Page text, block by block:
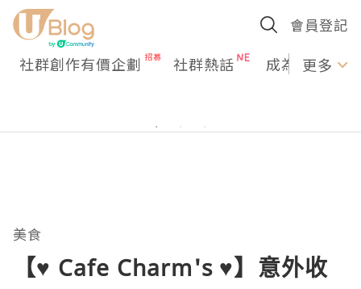
會員登記
社群創作有價企劃 社群熱話 成為U更多
美食
【♥ Cafe Charm's ♥】意外收